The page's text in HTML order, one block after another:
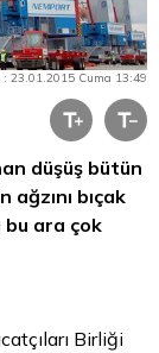
: 23.01.2015 Cuma 13:49
düşüş bütün
bıçak
bu ara çok
Birliği